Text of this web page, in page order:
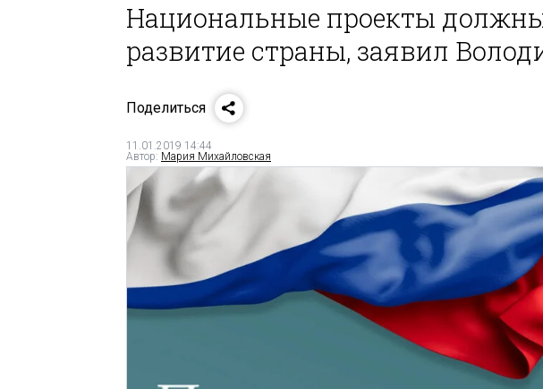
Национальные проекты
развитие страны, заявил
Поделиться
11.01.2019 14:44
Автор: Мария Михайловская